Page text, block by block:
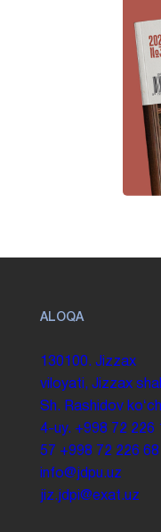
ALOQA
130100. Jizzax
viloyati, Jizzax
Sh. Rashidov
4-uy. +998 72 226
57 +998 72 226 68
info@jdpu.uz
jiz.jdpi@exat.uz